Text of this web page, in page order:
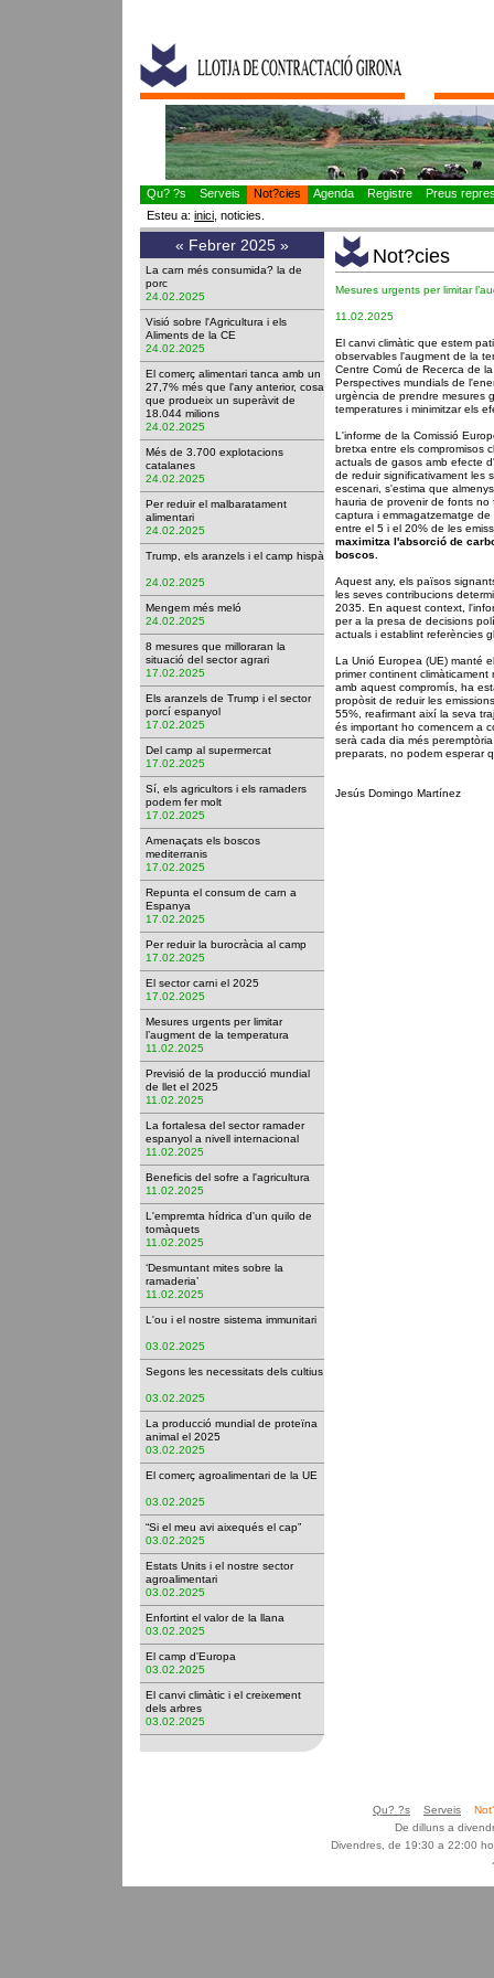
Qu? ?s Serveis Not?cies Agenda Registre
Preus
Esteu a: inici , noticies.
« Febrer 2025 »
La carn més consumida? la de
porc
24.02.2025
Visió sobre l'Agricultura i els
Aliments de la CE
24.02.2025
El comerç alimentari tanca amb un
27,7% més que l'any anterior, cosa
que produeix un superàvit de
18.044 milions
24.02.2025
Més de 3.700 explotacions
catalanes
24.02.2025
Per reduir el malbaratament
alimentari
24.02.2025
Trump, els aranzels i el camp hispà
24.02.2025
Mengem més meló
24.02.2025
8 mesures que milloraran la
situació del sector agrari
17.02.2025
Els aranzels de Trump i el sector
porcí espanyol
17.02.2025
Del camp al supermercat
17.02.2025
Sí, els agricultors i els ramaders
podem fer molt
17.02.2025
Amenaçats els boscos
mediterranis
17.02.2025
Repunta el consum de carn a
Espanya
17.02.2025
Per reduir la burocràcia al camp
17.02.2025
El sector carni el 2025
17.02.2025
Mesures urgents per limitar
l’augment de la temperatura
11.02.2025
Previsió de la producció mundial
de llet el 2025
11.02.2025
La fortalesa del sector ramader
espanyol a nivell internacional
11.02.2025
Beneficis del sofre a l'agricultura
11.02.2025
L'empremta hídrica d'un quilo de
tomàquets
11.02.2025
‘Desmuntant mites sobre la
ramaderia’
11.02.2025
L'ou i el nostre sistema immunitari
03.02.2025
Segons les necessitats dels cultius
03.02.2025
La producció mundial de proteïna
animal el 2025
03.02.2025
El comerç agroalimentari de la UE
03.02.2025
“Si el meu avi aixequés el cap”
03.02.2025
Estats Units i el nostre sector
agroalimentari
03.02.2025
Enfortint el valor de la llana
03.02.2025
El camp d'Europa
03.02.2025
El canvi climàtic i el creixement
dels arbres
03.02.2025
Not?cies
Mesures urgents per limitar
11.02.2025
El canvi climàtic que estem
observables l'augment de la
Centre Comú de Recerca de
Perspectives mundials de
urgència de prendre mesures
temperatures i minimitzar els
L'informe de la Comissió
bretxa entre els compromisos
actuals de gasos amb efecte
de reduir significativament les
escenari, s'estima que
hauria de provenir de fonts no
captura i emmagatzematge
entre el 5 i el 20% de les
maximitza l'absorció de
boscos.
Aquest any, els països
les seves contribucions
2035. En aquest context,
per a la presa de decisions
actuals i establint referències
La Unió Europea (UE) manté
primer continent
amb aquest compromís, ha
propòsit de reduir les
55%, reafirmant així la seva
és important ho comencem a
serà cada dia més
preparats, no podem esperar
Jesús Domingo Martínez
Qu? ?s Serveis
De dilluns a
Divendres, de 19:30 a 22:00